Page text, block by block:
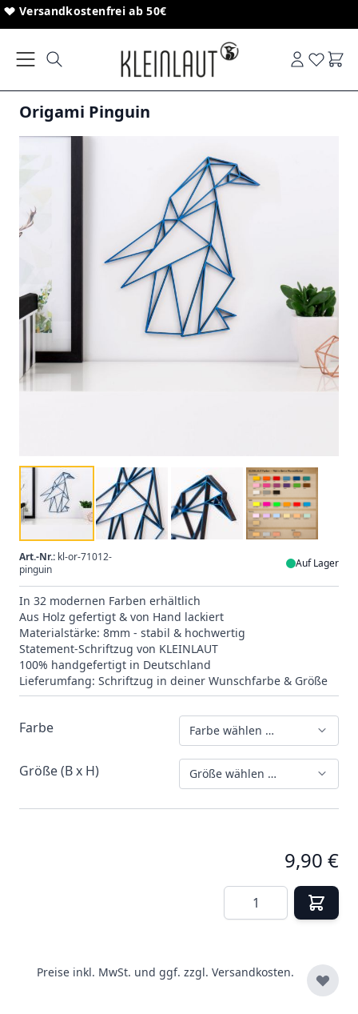
Direkt zum Inhalt
Versandkostenfrei ab 50€
Sonderanfertigungen von Schriftzügen
Origami Pinguin
Art.-Nr.: kl-or-71012-
pinguin
Auf Lager
In 32 modernen Farben erhältlich
Aus Holz gefertigt & von Hand lackiert
Materialstärke: 8mm - stabil & hochwertig
Statement-Schriftzug von KLEINLAUT
100% handgefertigt in Deutschland
Lieferumfang: Schriftzug in deiner Wunschfarbe & Größe
Farbe Farbe wählen …
Größe (B x H) Größe wählen …
9,90 €
Menge
Preise inkl. MwSt. und ggf. zzgl. Versandkosten.